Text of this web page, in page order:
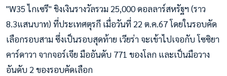
"W35 ไกเซรี" ชิงเงินรางวัลรวม 25,000 ดอลลาร์สหรัฐฯ (ราว
8.3แสนบาท) ที่ประเทศตุรกี เมื่อวันที่ 22 ต.ค.67 โดยในรอบคัด
เลือกรอบสาม ซึ่งเป็นรอบสุดท้าย เวียร่า จะเข้าไปเจอกับ โซซิยา
คาร์ดาวา จากจอร์เจีย มืออันดับ 771 ของโลก และเป็นมือวาง
อันดับ 2 ของรอบคัดเลือก